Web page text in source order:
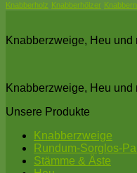
Knabberholz Knabberhölzer Knabbern
Knabberzweige, Heu
Knabberzweige, Heu
Unsere Produkte
Knabberzweige
Rundum-Sorglos-
Stämme & Äste